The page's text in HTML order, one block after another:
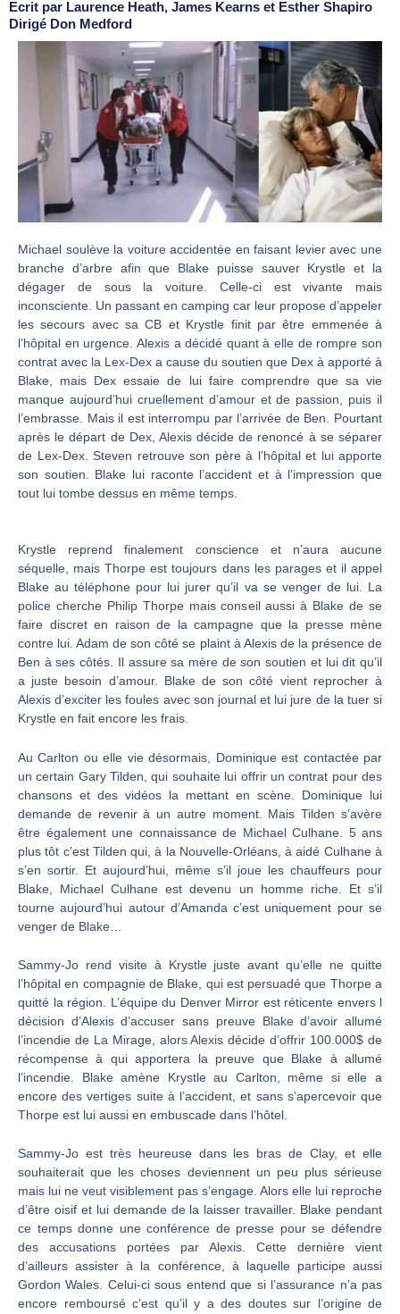
Ecrit par Laurence Heath, James Kearns et Esther Shapiro
Dirigé Don Medford
Michael soulève la voiture accidentée en faisant levier avec une
branche d’arbre afin que Blake puisse sauver Krystle et la
dégager de sous la voiture. Celle-ci est vivante mais
inconsciente. Un passant en camping car leur propose d’appeler
les secours avec sa CB et Krystle finit par être emmenée à
l’hôpital en urgence. Alexis a décidé quant à elle de rompre son
contrat avec la Lex-Dex a cause du soutien que Dex à apporté à
Blake, mais Dex essaie de lui faire comprendre que sa vie
manque aujourd’hui cruellement d’amour et de passion, puis il
l’embrasse. Mais il est interrompu par l’arrivée de Ben. Pourtant
après le départ de Dex, Alexis décide de renoncé à se séparer
de Lex-Dex. Steven retrouve son père à l’hôpital et lui apporte
son soutien. Blake lui raconte l’accident et à l’impression que
tout lui tombe dessus en même temps.
Krystle reprend finalement conscience et n’aura aucune
séquelle, mais Thorpe est toujours dans les parages et il appel
Blake au téléphone pour lui jurer qu’il va se venger de lui. La
police cherche Philip Thorpe mais conseil aussi à Blake de se
faire discret en raison de la campagne que la presse mène
contre lui. Adam de son côté se plaint à Alexis de la présence de
Ben à ses côtés. Il assure sa mère de son soutien et lui dit qu’il
a juste besoin d’amour. Blake de son côté vient reprocher à
Alexis d’exciter les foules avec son journal et lui jure de la tuer si
Krystle en fait encore les frais.
Au Carlton ou elle vie désormais, Dominique est contactée par
un certain Gary Tilden, qui souhaite lui offrir un contrat pour des
chansons et des vidéos la mettant en scène. Dominique lui
demande de revenir à un autre moment. Mais Tilden s’avère
être également une connaissance de Michael Culhane. 5 ans
plus tôt c’est Tilden qui, à la Nouvelle-Orléans, à aidé Culhane à
s’en sortir. Et aujourd’hui, même s’il joue les chauffeurs pour
Blake, Michael Culhane est devenu un homme riche. Et s’il
tourne aujourd’hui autour d’Amanda c’est uniquement pour se
venger de Blake…
Sammy-Jo rend visite à Krystle juste avant qu’elle ne quitte
l’hôpital en compagnie de Blake, qui est persuadé que Thorpe a
quitté la région. L’équipe du Denver Mirror est réticente envers l
décision d’Alexis d’accuser sans preuve Blake d’avoir allumé
l’incendie de La Mirage, alors Alexis décide d’offrir 100.000$ de
récompense à qui apportera la preuve que Blake à allumé
l’incendie. Blake amène Krystle au Carlton, même si elle a
encore des vertiges suite à l’accident, et sans s’apercevoir que
Thorpe est lui aussi en embuscade dans l’hôtel.
Sammy-Jo est très heureuse dans les bras de Clay, et elle
souhaiterait que les choses deviennent un peu plus sérieuse
mais lui ne veut visiblement pas s’engage. Alors elle lui reproche
d’être oisif et lui demande de la laisser travailler. Blake pendant
ce temps donne une conférence de presse pour se défendre
des accusations portées par Alexis. Cette dernière vient
d’ailleurs assister à la conférence, à laquelle participe aussi
Gordon Wales. Celui-ci sous entend que si l’assurance n’a pas
encore remboursé c’est qu’il y a des doutes sur l’origine de